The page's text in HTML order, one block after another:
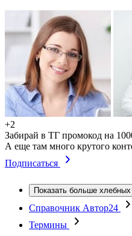
+2
Забирай в ТГ промокод на
А еще там много крутого
Подписаться
Показать больше
Справочник Автор24
Термины